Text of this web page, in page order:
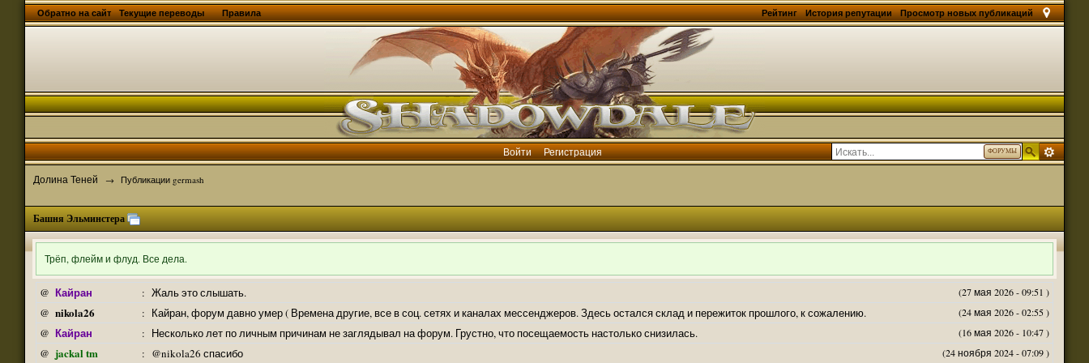
Просмотр новых публикаций
Обратно на сайт Текущие переводы История репутации
Рейтинг
Правила
ФОРУМЫ
Войти Регистрация
Долина Теней → Публикации germash
Башня Эльминстера
Трёп, флейм и флуд. Все дела.
@ Кайран : (27 мая 2026 - 09:51 )
Жаль это слышать.
@ nikola26 : (24 мая 2026 - 02:55 )
Кайран, форум давно умер ( Времена другие, все в соц. сетях и каналах мессенджеров. Здесь остался склад и пережиток прошлого, к сожалению.
@ Кайран : (16 мая 2026 - 10:47 )
Несколько лет по личным причинам не заглядывал на форум. Грустно, что посещаемость настолько снизилась.
@ jackal tm : (24 ноября 2024 - 07:09 )
@nikola26 спасибо